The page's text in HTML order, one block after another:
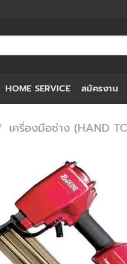
HOME SERVICE สมัครงาน
เครื่องมือช่าง (HAND